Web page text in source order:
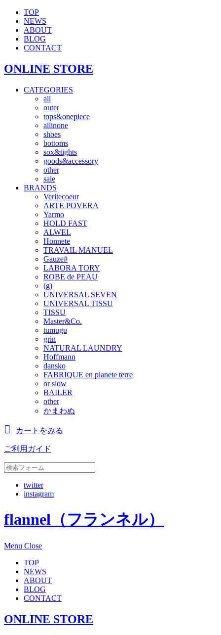
TOP
NEWS
ABOUT
BLOG
CONTACT
ONLINE STORE
CATEGORIES
all
outer
tops&onepiece
allinone
shoes
bottoms
sox&tights
goods&accessory
other
sale
BRANDS
Veritecoeur
ARTE POVERA
Yarmo
HOLD FAST
ALWEL
Honnete
TRAVAIL MANUEL
Gauze#
LABORA TORY
ROBE de PEAU
(g)
UNIVERSAL SEVEN
UNIVERSAL TISSU
TISSU
Master&Co.
tumugu
grin
NATURAL LAUNDRY
Hoffmann
dansko
FABRIQUE en planete terre
or slow
BAILER
other
かまわぬ
カートをみる
ご利用ガイド
twitter
instagram
flannel（フランネル）
Menu Close
TOP
NEWS
ABOUT
BLOG
CONTACT
ONLINE STORE